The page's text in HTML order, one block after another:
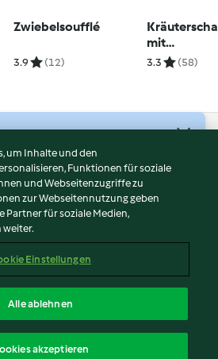
Zwiebelsoufflé
3.9 (12)
mit
3.3 (58)
um Inhalte und den
Funktionen für soziale
und Webseitenzugriffe zu
zur Webseitennutzung geben
Partner für soziale Medien,
weiter.
Einstellungen
Alle ablehnen
akzeptieren